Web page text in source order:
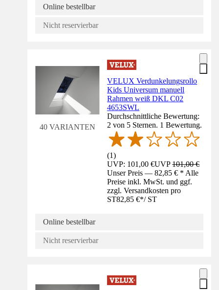
Online bestellbar
Nicht reservierbar
40 VARIANTEN
VELUX Verdunkelungsrollo
Kids Universum manuell
Rahmen weiß DKL C02
4653SWL
Durchschnittliche Bewertung:
2 von 5 Sternen. 1 Bewertung.
(1)
UVP: 101,00 €UVP101,00 €
Unser Preis — 82,85 € * Alle
Preise inkl. MwSt. und ggf.
zzgl. Versandkosten pro
ST82,85 €*/ ST
Online bestellbar
Nicht reservierbar